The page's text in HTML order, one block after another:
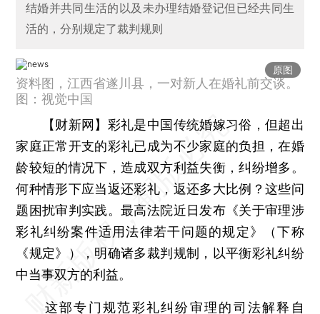
结婚并共同生活的以及未办理结婚登记但已经共同生
活的，分别规定了裁判规则
原图
资料图，江西省遂川县，一对新人在婚礼前交谈。
图：视觉中国
【财新网】 彩礼是中国传统婚嫁习俗，但超出
家庭正常开支的彩礼已成为不少家庭的负担，在婚
龄较短的情况下，造成双方利益失衡，纠纷增多。
何种情形下应当返还彩礼，返还多大比例？这些问
题困扰审判实践。最高法院近日发布《关于审理涉
彩礼纠纷案件适用法律若干问题的规定》（下称
《规定》），明确诸多裁判规制，以平衡彩礼纠纷
中当事双方的利益。
这部专门规范彩礼纠纷审理的司法解释自